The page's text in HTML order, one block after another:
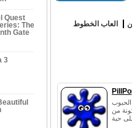
Quest
The
Gate
3
العاب الخطوط
من